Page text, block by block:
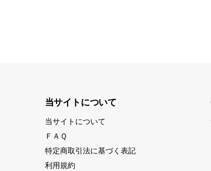
当サイトについて
当サイトについて
ＦＡＱ
特定商取引法に基づく表記
利用規約